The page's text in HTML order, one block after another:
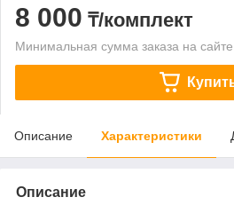
8 000 ₸/комплект
Минимальная сумма заказа на
Описание Характеристики
Описание